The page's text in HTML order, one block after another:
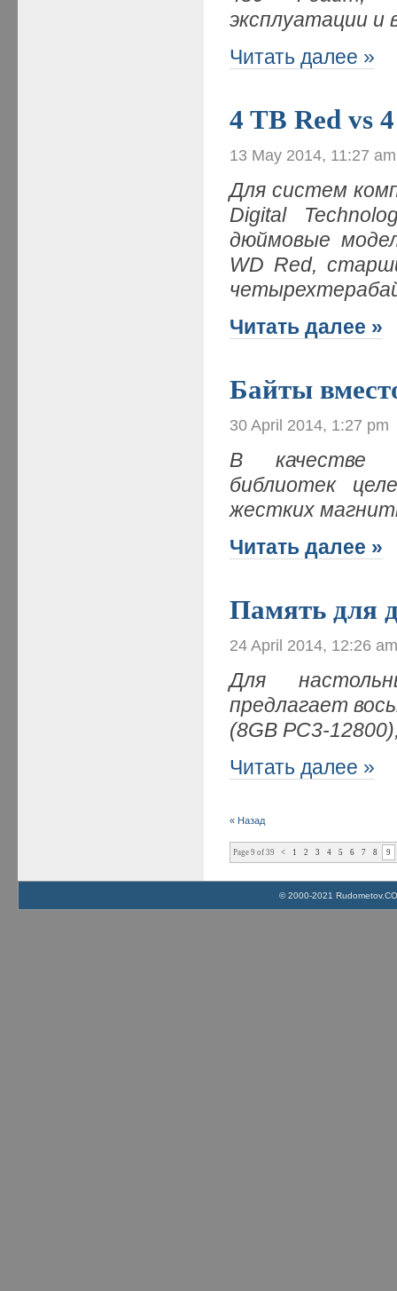
эксплуатации
Читать далее »
4 TB Red vs
13 May 2014, 11:27 am
Для систем
Digital
дюймовые
WD Red,
Читать далее »
Байты
30 April 2014, 1:27 pm
В качестве
библиотек
жестких
Читать далее »
Память для
24 April 2014, 12:26
Для
предлагает
(8GB PC3-
Читать далее »
« Назад
Page 9 of 39 < 1 2 3 4 5 6 7 8 9
© 2000-2021